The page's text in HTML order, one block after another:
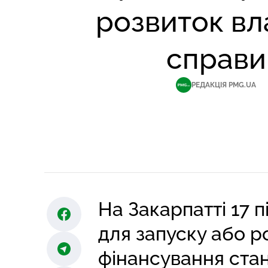
розвиток
справи
РЕДАКЦІЯ PMG.UA
На Закарпатті 17
для запуску або
фінансування